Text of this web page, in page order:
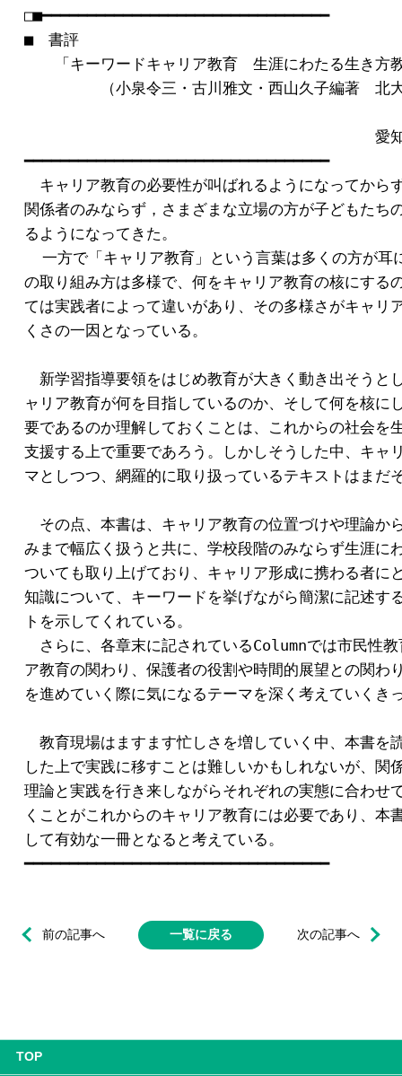
□■━━━━━━━━━━━━━━━━━━━━━━━━━━━━━━━━
■　書評
「キーワードキャリア教育　生涯にわたる生き方
（小泉令三・古川雅文・西山久子編著　北大
愛知教育大学　
━━━━━━━━━━━━━━━━━━━━━━━━━━━━━━━━━━
キャリア教育の必要性が叫ばれるようになってから
関係者のみならず，さまざまな立場の方が子どもたち
るようになってきた。
一方で「キャリア教育」という言葉は多くの方が耳
の取り組み方は多様で、何をキャリア教育の核にする
ては実践者によって違いがあり、その多様さがキャリ
くさの一因となっている。
新学習指導要領をはじめ教育が大きく動き出そうと
ャリア教育が何を目指しているのか、そして何を核に
要であるのか理解しておくことは、これからの社会を
支援する上で重要であろう。しかしそうした中、キャ
マとしつつ、網羅的に取り扱っているテキストはまだ
その点、本書は、キャリア教育の位置づけや理論か
みまで幅広く扱うと共に、学校段階のみならず生涯に
ついても取り上げており、キャリア形成に携わる者に
知識について、キーワードを挙げながら簡潔に記述す
トを示してくれている。
さらに、各章末に記されているColumnでは市民性
ア教育の関わり、保護者の役割や時間的展望との関わ
を進めていく際に気になるテーマを深く考えていくき
教育現場はますます忙しさを増していく中、本書を
した上で実践に移すことは難しいかもしれないが、関
理論と実践を行き来しながらそれぞれの実態に合わせ
くことがこれからのキャリア教育には必要であり、本
して有効な一冊となると考えている。
━━━━━━━━━━━━━━━━━━━━━━━━━━━━━━━━━━
前の記事へ 次の記事へ
一覧に戻る
TOP